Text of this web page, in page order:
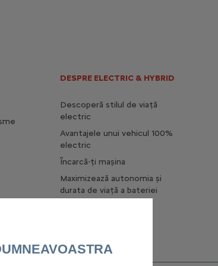
DESPRE ELECTRIC & HYBRID
Descoperă stilul de viață
electric
Avantajele unui vehicul 100%
electric
Încarcă-ți mașina
Maximizează autonomia și
durata de viață a bateriei